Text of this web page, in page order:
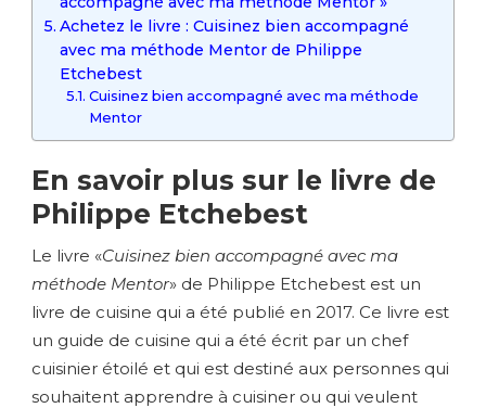
Achetez le livre : Cuisinez bien accompagné
avec ma méthode Mentor de Philippe
Etchebest
Cuisinez bien accompagné avec ma méthode
Mentor
En savoir plus sur le livre de
Philippe Etchebest
Le livre «Cuisinez bien accompagné avec ma
méthode Mentor» de Philippe Etchebest est un
livre de cuisine qui a été publié en 2017. Ce livre est
un guide de cuisine qui a été écrit par un chef
cuisinier étoilé et qui est destiné aux personnes qui
souhaitent apprendre à cuisiner ou qui veulent